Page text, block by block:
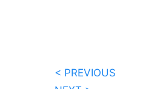
< PREVIOUS